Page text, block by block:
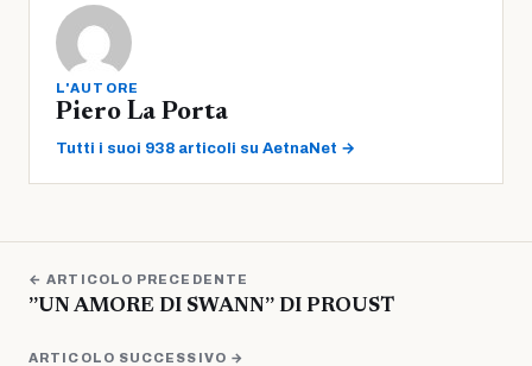
L'AUTORE
Piero La Porta
Tutti i suoi 938 articoli su AetnaNet →
← ARTICOLO PRECEDENTE
”UN AMORE DI SWANN” DI PROUST
ARTICOLO SUCCESSIVO →